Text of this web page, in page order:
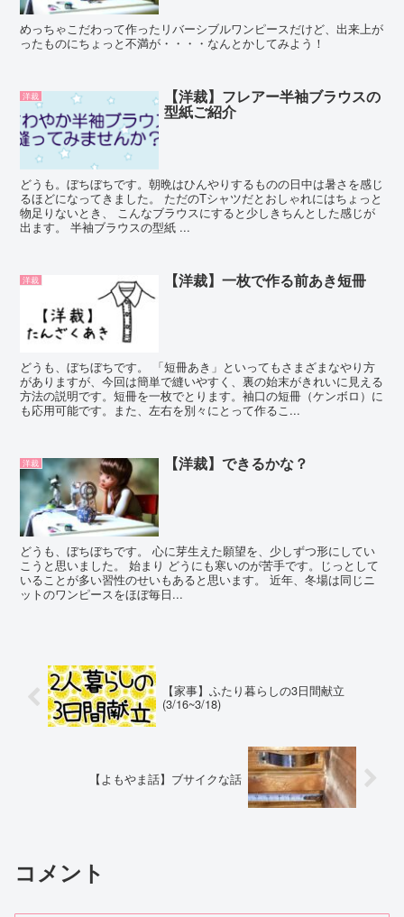
めっちゃこだわって作ったリバーシブルワンピースだけど、出来上が
ったものにちょっと不満が・・・・なんとかしてみよう！
洋裁 【洋裁】フレアー半袖ブラウスの
型紙ご紹介
どうも。ぼちぼちです。朝晩はひんやりするものの日中は暑さを感じ
るほどになってきました。 ただのTシャツだとおしゃれにはちょっと
物足りないとき、 こんなブラウスにすると少しきちんとした感じが
出ます。 半袖ブラウスの型紙 ...
洋裁 【洋裁】一枚で作る前あき短冊
どうも、ぼちぼちです。 「短冊あき」といってもさまざまなやり方
がありますが、今回は簡単で縫いやすく、裏の始末がきれいに見える
方法の説明です。短冊を一枚でとります。袖口の短冊（ケンボロ）に
も応用可能です。また、左右を別々にとって作るこ...
洋裁 【洋裁】できるかな？
どうも、ぼちぼちです。 心に芽生えた願望を、少しずつ形にしてい
こうと思いました。 始まり どうにも寒いのが苦手です。じっとして
いることが多い習性のせいもあると思います。 近年、冬場は同じニ
ットのワンピースをほぼ毎日...
【家事】ふたり暮らしの3日間献立
(3/16~3/18)
【よもやま話】ブサイクな話
コメント